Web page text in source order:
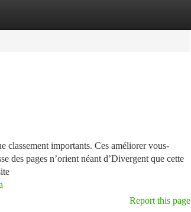
classement importants. Ces améliorer vous-
des pages n’orient néant d’Divergent que cette
Report this page